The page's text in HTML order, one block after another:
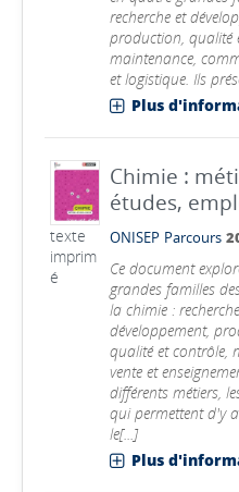
recherche et
production, qualité
maintenance,
et logistique. Ils
Plus
texte
imprim
é
Chimie :
études,
ONISEP Parcours
Ce document
grandes familles
la chimie :
développement,
qualité et contrôle,
vente et
différents métiers,
qui permettent d'y
le[...]
Plus